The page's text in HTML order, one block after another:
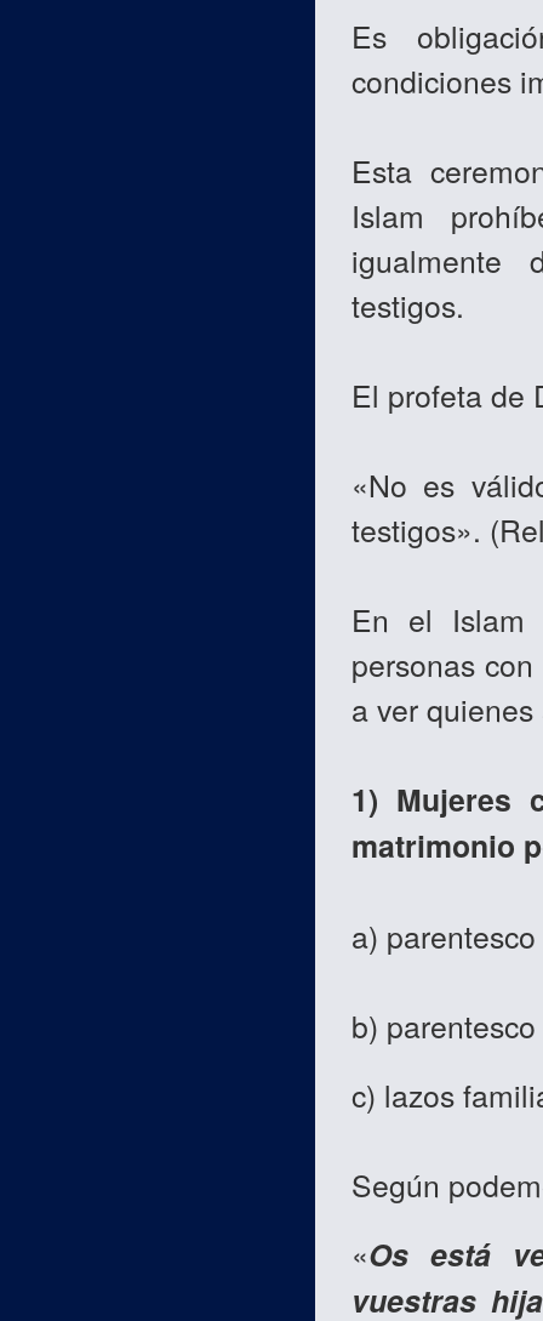
Es
condiciones
Esta
Islam
igualmente
testigos.
El profeta de
«No es
testigos».
En el Islam
personas
a ver quienes
1) Mujeres
matrimonio
a)
b)
c) lazos
Según
«Os está
vuestras